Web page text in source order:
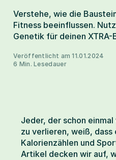
Verstehe, wie die
Fitness beeinflussen.
Veröffentlicht am 11.01.2024
6 Min. Lesedauer
Jeder, der schon
zu verlieren, weiß, dass
Kalorienzählen und
Artikel decken wir auf,